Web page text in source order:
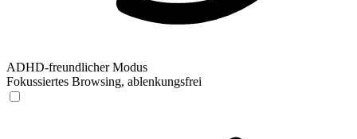
ADHD-freundlicher Modus
Fokussiertes Browsing, ablenkungsfrei